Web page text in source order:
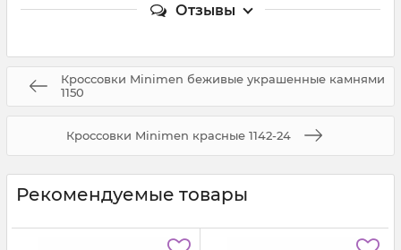
Отзывы
Кроссовки Minimen беживые украшенные камнями
1150
Кроссовки Minimen красные 1142-24
Рекомендуемые товары